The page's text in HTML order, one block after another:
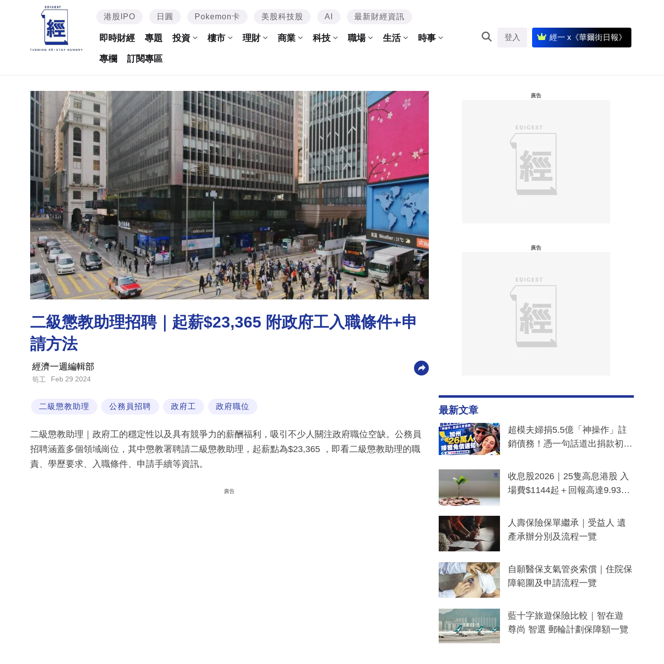
港股IPO 日圓 Pokemon卡 美股科技股 AI 最新財經資訊
即時財經 專題 投資 樓市 理財 商業 科技 職場 生活 時事
專欄 訂閱專區
登入 經一 x《華爾街日報》
二級懲教助理招聘｜起薪$23,365 附政府工入職條件+申
請方法
經濟一週編輯部
筍工 Feb 29 2024
二級懲教助理 公務員招聘 政府工 政府職位
二級懲教助理｜政府工的穩定性以及具有競爭力的薪酬福利，吸引不少人關注政府職位空缺。公務員
招聘涵蓋多個領域崗位，其中懲教署聘請二級懲教助理，起薪點為$23,365 ，即看二級懲教助理的職
責、學歷要求、入職條件、申請手續等資訊。
廣告
廣告
廣告
最新文章
超模夫婦捐5.5億「神操作」註
銷債務！憑一句話道出捐款初
一度被誤當詐騙手段
收息股2026｜25隻高息港股 入
場費$1144起＋回報高達9.93
人壽保險保單繼承｜受益人 遺
產承辦分別及流程一覽
自願醫保支氣管炎索償｜住院保
障範圍及申請流程一覽
藍十字旅遊保險比較｜智在遊
尊尚 智選 郵輪計劃保障額一覽